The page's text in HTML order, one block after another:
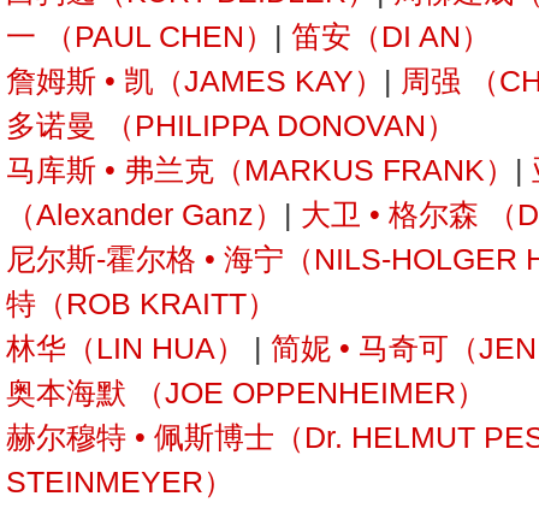
一 （PAUL CHEN） | 笛安（DI AN）
詹姆斯 • 凯（JAMES KAY） | 周强 （
多诺曼 （PHILIPPA DONOVAN）
马库斯 • 弗兰克（MARKUS FRANK） |
（Alexander Ganz） | 大卫 • 格尔森 （
尼尔斯-霍尔格 • 海宁（NILS-HOLGER
特（ROB KRAITT）
林华（LIN HUA）
| 简妮 • 马奇可（
奥本海默 （JOE OPPENHEIMER）
赫尔穆特 • 佩斯博士（Dr. HELMUT
STEINMEYER）